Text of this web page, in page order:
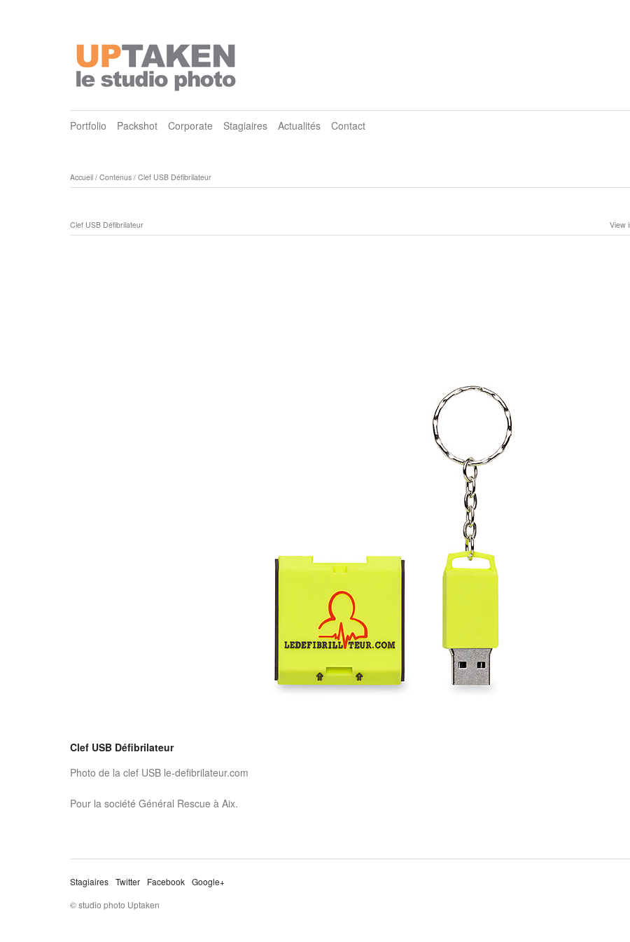
Portfolio Packshot Corporate Stagiaires Actualités Contact
Accueil/ Contenus/ Clef USB Défibrilateur
Clef USB Défibrilateur View
Clef USB Défibrilateur
Photo de la clef USB le-defibrilateur.com
Pour la société Général Rescue à Aix.
Stagiaires Twitter Facebook
Google+
© studio photo Uptaken